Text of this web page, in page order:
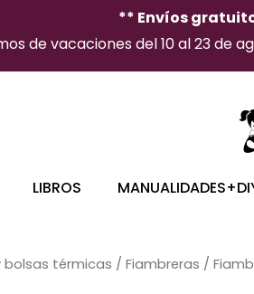
** Envíos
de vacaciones del 10 al 23 de
LIBROS
bolsas térmicas / Fiambreras /